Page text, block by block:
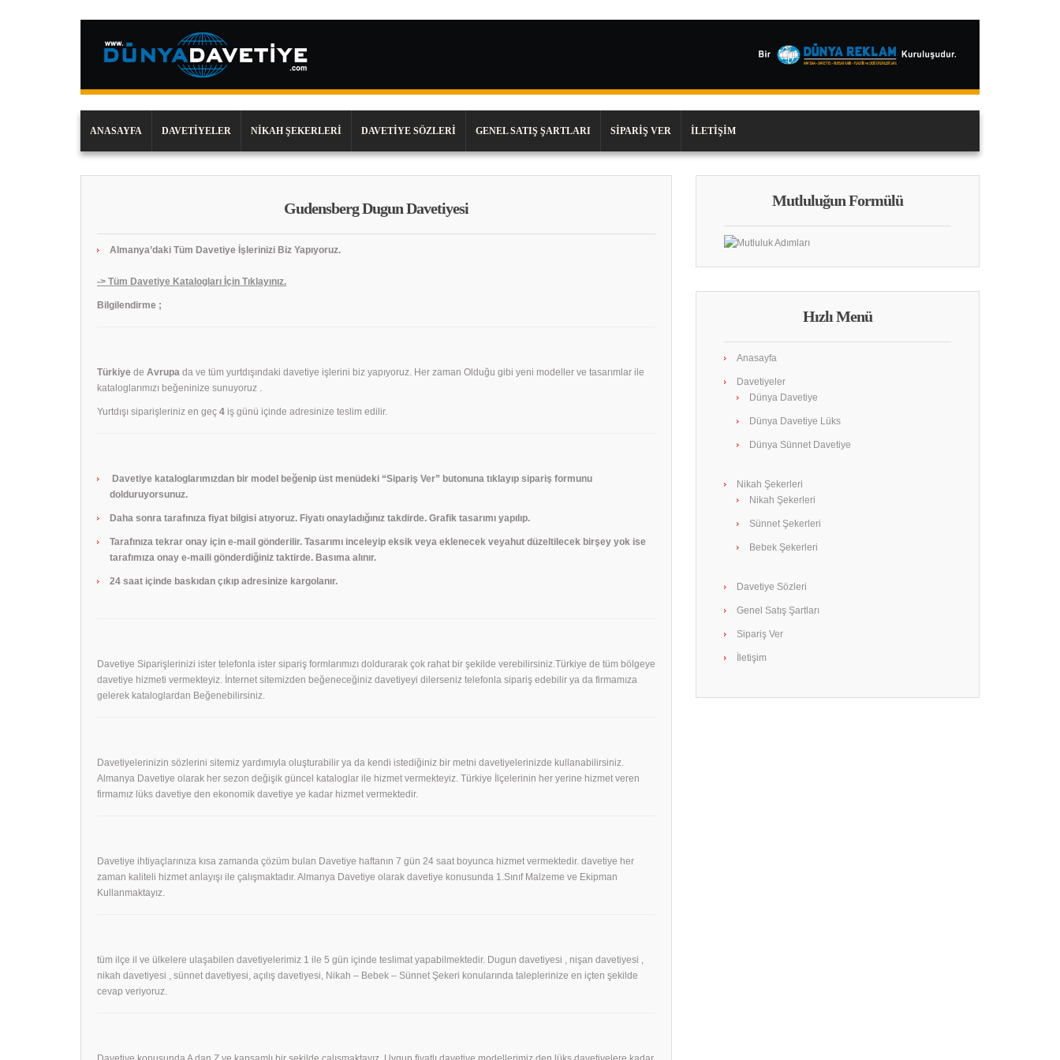
ANASAYFA DAVETIYELER NIKAH ŞEKERLERI DAVETIYE SÖZLERI GENEL SATIŞ ŞARTLARI SIPARIŞ VER İLETIŞIM
Gudensberg Dugun Davetiyesi
Almanya’daki Tüm Davetiye İşlerinizi Biz Yapıyoruz.
-> Tüm Davetiye Katalogları İçin Tıklayınız.
Bilgilendirme ;
Türkiye de Avrupa da ve tüm yurtdışındaki davetiye işlerini biz yapıyoruz. Her zaman Olduğu gibi yeni modeller ve tasarımlar ile
kataloglarımızı beğeninize sunuyoruz .
Yurtdışı siparişleriniz en geç 4 iş günü içinde adresinize teslim edilir.
Davetiye kataloglarımızdan bir model beğenip üst menüdeki “Sipariş Ver” butonuna tıklayıp sipariş formunu
dolduruyorsunuz.
Daha sonra tarafınıza fiyat bilgisi atıyoruz. Fiyatı onayladığınız takdirde. Grafik tasarımı yapılıp.
Tarafınıza tekrar onay için e-mail gönderilir. Tasarımı inceleyip eksik veya eklenecek veyahut düzeltilecek birşey yok ise
tarafımıza onay e-maili gönderdiğiniz taktirde. Basıma alınır.
24 saat içinde baskıdan çıkıp adresinize kargolanır.
Davetiye Siparişlerinizi ister telefonla ister sipariş formlarımızı doldurarak çok rahat bir şekilde verebilirsiniz.Türkiye de tüm bölgeye
davetiye hizmeti vermekteyiz. İnternet sitemizden beğeneceğiniz davetiyeyi dilerseniz telefonla sipariş edebilir ya da firmamıza
gelerek kataloglardan Beğenebilirsiniz.
Davetiyelerinizin sözlerini sitemiz yardımıyla oluşturabilir ya da kendi istediğiniz bir metni davetiyelerinizde kullanabilirsiniz.
Almanya Davetiye olarak her sezon değişik güncel kataloglar ile hizmet vermekteyiz. Türkiye İlçelerinin her yerine hizmet veren
firmamız lüks davetiye den ekonomik davetiye ye kadar hizmet vermektedir.
Davetiye ihtiyaçlarınıza kısa zamanda çözüm bulan Davetiye haftanın 7 gün 24 saat boyunca hizmet vermektedir. davetiye her
zaman kaliteli hizmet anlayışı ile çalışmaktadır. Almanya Davetiye olarak davetiye konusunda 1.Sınıf Malzeme ve Ekipman
Kullanmaktayız.
tüm ilçe il ve ülkelere ulaşabilen davetiyelerimiz 1 ile 5 gün içinde teslimat yapabilmektedir. Dugun davetiyesi , nişan davetiyesi ,
nikah davetiyesi , sünnet davetiyesi, açılış davetiyesi, Nikah – Bebek – Sünnet Şekeri konularında taleplerinize en içten şekilde
cevap veriyoruz.
Mutluluğun Formülü
Hızlı Menü
Anasayfa
Davetiyeler
Dünya Davetiye
Dünya Davetiye Lüks
Dünya Sünnet Davetiye
Nikah Şekerleri
Nikah Şekerleri
Sünnet Şekerleri
Bebek Şekerleri
Davetiye Sözleri
Genel Satış Şartları
Sipariş Ver
İletişim